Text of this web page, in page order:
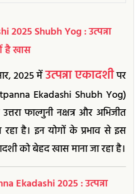
2025 Shubh Yog : उत्पन्ना
है खास
2025 मेंउत्पन्ना एकादशीपर
Ekadashi Shubh Yog)
फाल्गुनी नक्षत्र और अभिजीत
है। इन योगों के प्रभाव से इस
को बेहद खास माना जा रहा है।
Ekadashi 2025 : उत्पन्ना